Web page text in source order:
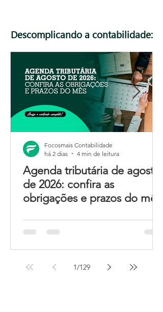
Descomplicando a contabilidade:
Agenda tributária de agosto
de 2026: confira as
obrigações e prazos do mês
Focosmais Contabilidade
há 2 dias
4 min de leitura
1/129